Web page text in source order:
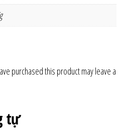
purchased this product may leave a
tự